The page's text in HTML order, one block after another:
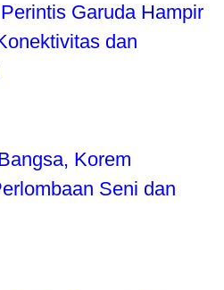
Garuda Hampir
dan
Korem
Seni dan